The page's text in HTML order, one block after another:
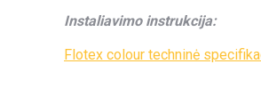
Instaliavimo instrukcija:
Flotex colour techninė